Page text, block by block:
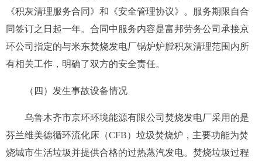
《积灰清理服务合同》 和《安全管理协议》
。服务期限自合
同签订之日起一年。合同中服务内容是富邦劳务公司承接京
环公司指定的与米东焚烧发电厂锅炉炉膛积灰清理范围内所
有相关工作，明确了双方的安全责任。
（四）发生事故设备情况
乌鲁木齐市京环环境能源有限公司焚烧发电厂采用的是
芬兰维美德循环流化床（CFB）垃圾焚烧炉，主要功能为焚
烧城市生活垃圾并提供合格的过热蒸汽发电。焚烧垃圾过程